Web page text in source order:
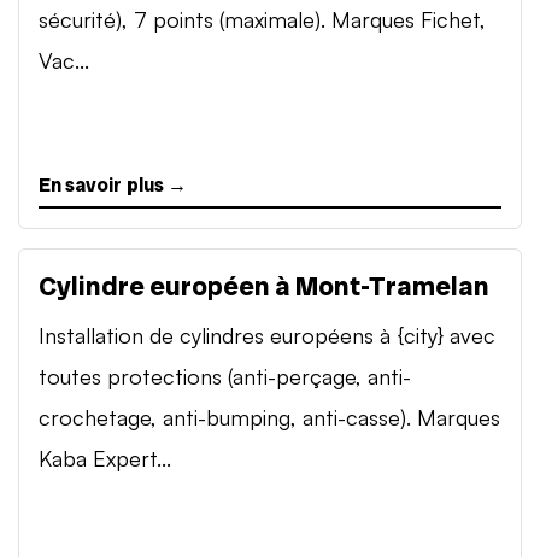
sécurité), 7 points (maximale). Marques Fichet,
Vac...
En savoir plus →
Cylindre européen à Mont-Tramelan
Installation de cylindres européens à {city} avec
toutes protections (anti-perçage, anti-
crochetage, anti-bumping, anti-casse). Marques
Kaba Expert...